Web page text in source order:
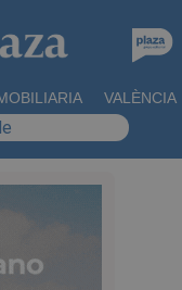
VALÈNCIA